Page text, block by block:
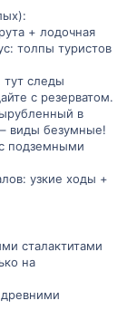
тут — вы в
какие
но
?
карту пещер
и
+ лодочная
толпы туристов
тут следы
с резерватом.
в
виды безумные!
подземными
узкие ходы +
сталактитами
на